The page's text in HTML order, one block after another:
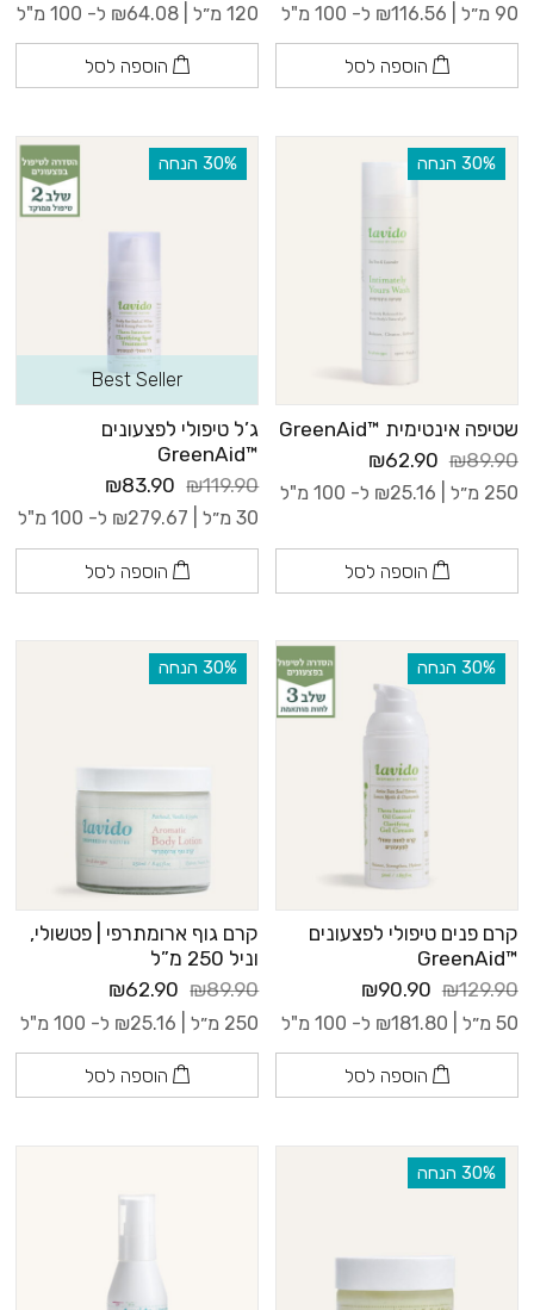
90 מ״ל | ₪116.56 ל- 100 מ"ל
הוספה לסל
120 מ״ל | ₪64.08 ל- 100 מ"ל
הוספה לסל
‫30% הנחה
שטיפה אינטימית ™GreenAid
₪89.90
₪62.90
250 מ״ל | ₪25.16 ל- 100 מ"ל
הוספה לסל
‫30% הנחה
Best Seller
ג’ל טיפולי לפצעונים
™GreenAid
₪119.90
₪83.90
30 מ״ל | ₪279.67 ל- 100 מ"ל
הוספה לסל
‫30% הנחה
קרם פנים טיפולי לפצעונים
™GreenAid
₪129.90
₪90.90
50 מ״ל | ₪181.80 ל- 100 מ"ל
הוספה לסל
‫30% הנחה
קרם גוף ארומתרפי | פטשולי,
וניל 250 מ”ל
₪89.90
₪62.90
250 מ״ל | ₪25.16 ל- 100 מ"ל
הוספה לסל
‫30% הנחה